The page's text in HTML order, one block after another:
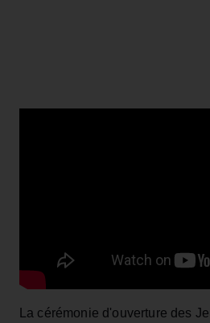
La cérémonie d'ouverture des